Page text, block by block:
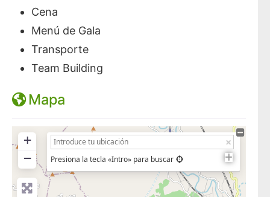
Cena
Menú de Gala
Transporte
Team Building
Mapa
+
−
Presiona la tecla «Intro» para buscar